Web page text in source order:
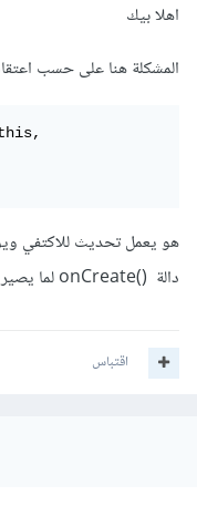
اهلا بيك
المشكلة هنا على حسب
دالة ()onCreate لما يصير استدعاء ل ملف sharedPreference
اقتباس